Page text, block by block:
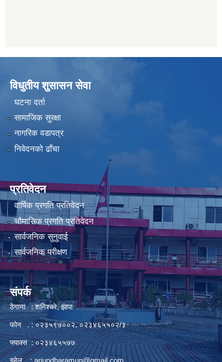
विधुतीय शुसासन सेवा
घटना दर्ता
सामाजिक सुरक्षा
नागरिक वडापत्र
निवेदनको ढाँचा
प्रतिवेदन
वार्षिक प्रगति प्रतिवेदन
चौमासिक प्रगति प्रतिवेदन
सार्वजनिक सुनुवाई
सार्वजनिक परीक्षण
संपर्क
ठेगाना : शनिश्चरे, झापा
फोन . : ०२३५९७००२, ०२३४६५५०२/३
फ्याक्स : ०२३४६५५७७